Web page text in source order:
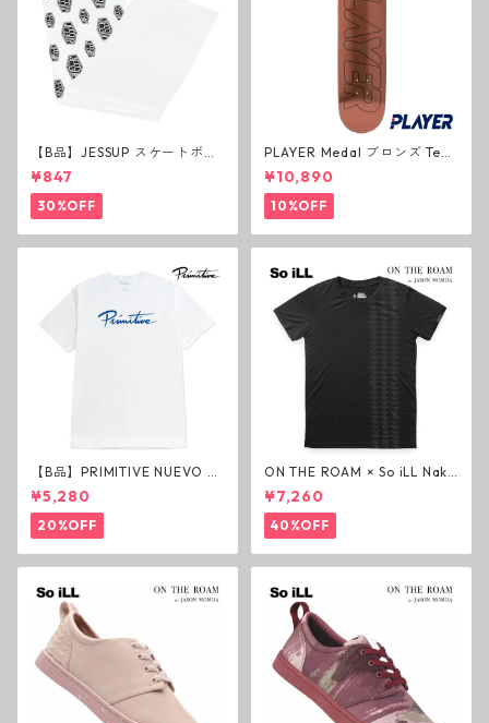
【B品】JESSUP スケートボー
ド グリップテープ ウルトラグ
リップ ホワイト デッキテープ
ジェスアップ ジェサップ
¥847
30%OFF
PLAYER Medal ブロンズ Tea
m Deck P3 スケートボードデ
ッキ プレイヤー メダル
¥10,890
10%OFF
【B品】PRIMITIVE NUEVO SC
RIPT HW TEE WHITE ヘビー
ウェイトTシャツ ホワイト プ
リミティブ
¥5,280
20%OFF
ON THE ROAM × So iLL Nako
a Tee Tシャツ ウルフブラック
オンザローム ジェイソンモモ
ア OTR ビンテージ加工
¥7,260
40%OFF